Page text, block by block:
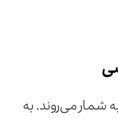
شمار می‌روند. به